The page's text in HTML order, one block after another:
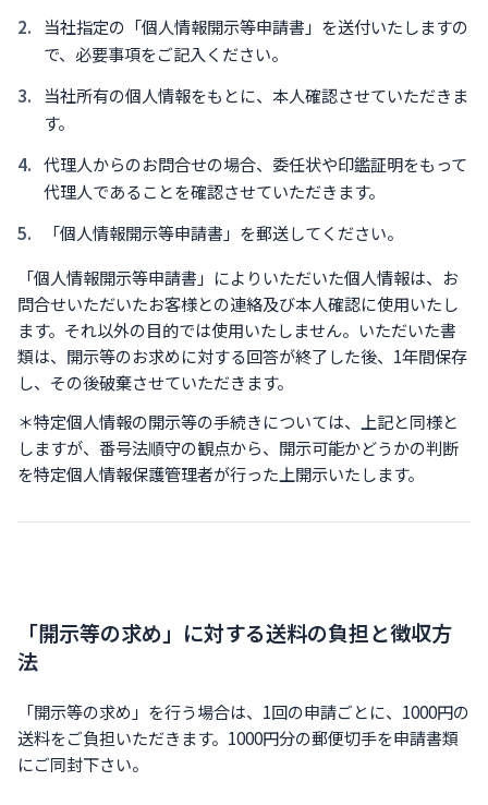
当社指定の「個人情報開示等申請書」を送付いたしますの
で、必要事項をご記入ください。
当社所有の個人情報をもとに、本人確認させていただきま
す。
代理人からのお問合せの場合、委任状や印鑑証明をもって
代理人であることを確認させていただきます。
「個人情報開示等申請書」を郵送してください。
「個人情報開示等申請書」によりいただいた個人情報は、お
問合せいただいたお客様との連絡及び本人確認に使用いたし
ます。それ以外の目的では使用いたしません。いただいた書
類は、開示等のお求めに対する回答が終了した後、1年間保存
し、その後破棄させていただきます。
＊特定個人情報の開示等の手続きについては、上記と同様と
しますが、番号法順守の観点から、開示可能かどうかの判断
を特定個人情報保護管理者が行った上開示いたします。
「開示等の求め」に対する送料の負担と徴収方
法
「開示等の求め」を行う場合は、1回の申請ごとに、1000円の
送料をご負担いただきます。1000円分の郵便切手を申請書類
にご同封下さい。